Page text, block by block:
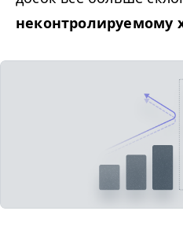
неконтролируемому